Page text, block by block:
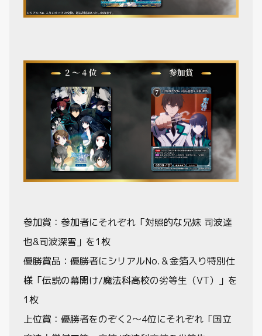
参加賞：参加者にそれぞれ「対照的な兄妹 司波達
也&司波深雪」を1枚
優勝賞品：優勝者にシリアルNo.＆金箔入り特別仕
様「伝説の幕開け/魔法科高校の劣等生（VT）」を
1枚
上位賞：優勝者をのぞく2～4位にそれぞれ「国立